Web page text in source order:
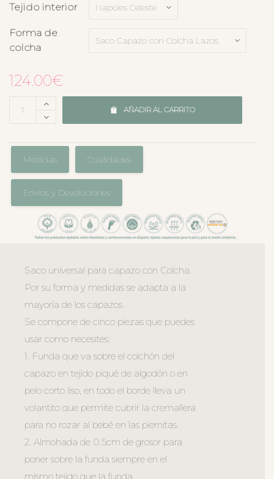
Tejido interior
Forma de
colcha
124.00€
AÑADIR AL CARRITO
Medidas Cualidades
Envíos y Devoluciones
Saco universal para capazo con Colcha.
Por su forma y medidas se adapta a la
mayoría de los capazos.
Se compone de cinco piezas que puedes
usar como necesites:
1. Funda que va sobre el colchón del
capazo en tejido piqué de algodón o en
pelo corto liso, en todo el borde lleva un
volantito que permite cubrir la cremallera
para no rozar al bebé en las piernitas.
2. Almohada de 0.5cm de grosor para
poner sobre la funda siempre en el
mismo tejido que la funda.